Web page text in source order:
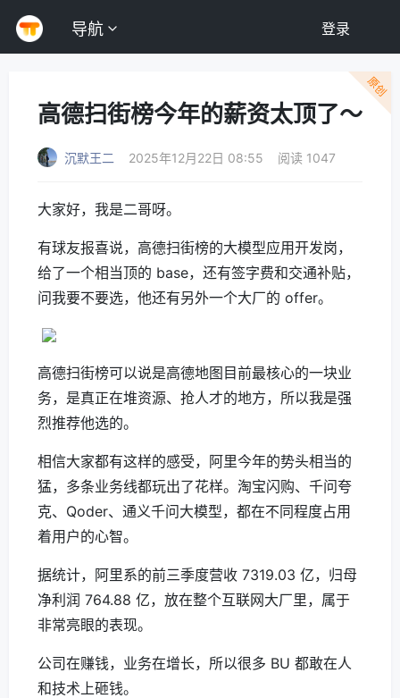
导航 登录
原创
高德扫街榜今年的薪资太顶了～
沉默王二 2025年12月22日 08:55 阅读 1047
大家好，我是二哥呀。
有球友报喜说，高德扫街榜的大模型应用开发岗，
给了一个相当顶的 base，还有签字费和交通补贴，
问我要不要选，他还有另外一个大厂的 offer。
高德扫街榜可以说是高德地图目前最核心的一块业
务，是真正在堆资源、抢人才的地方，所以我是强
烈推荐他选的。
相信大家都有这样的感受，阿里今年的势头相当的
猛，多条业务线都玩出了花样。淘宝闪购、千问夸
克、Qoder、通义千问大模型，都在不同程度占用
着用户的心智。
据统计，阿里系的前三季度营收 7319.03 亿，归母
净利润 764.88 亿，放在整个互联网大厂里，属于
非常亮眼的表现。
公司在赚钱，业务在增长，所以很多 BU 都敢在人
和技术上砸钱。